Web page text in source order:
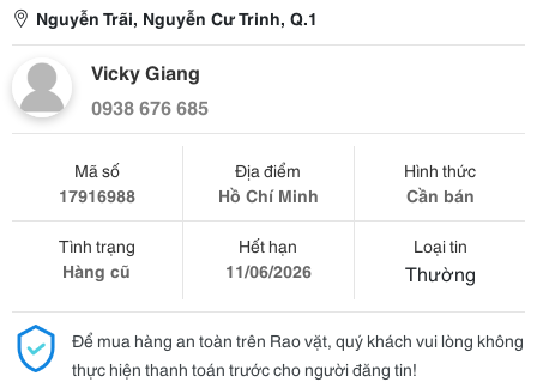
Nguyễn Trãi, Nguyễn Cư Trinh, Q.1
Vicky Giang
0938 676 685
Mã số
17916988
Địa điểm
Hồ Chí Minh
Hình thức
Cần bán
Tình trạng
Hàng cũ
Hết hạn
11/06/2026
Loại tin
Thường
Để mua hàng an toàn trên Rao vặt, quý khách vui lòng không
thực hiện thanh toán trước cho người đăng tin!